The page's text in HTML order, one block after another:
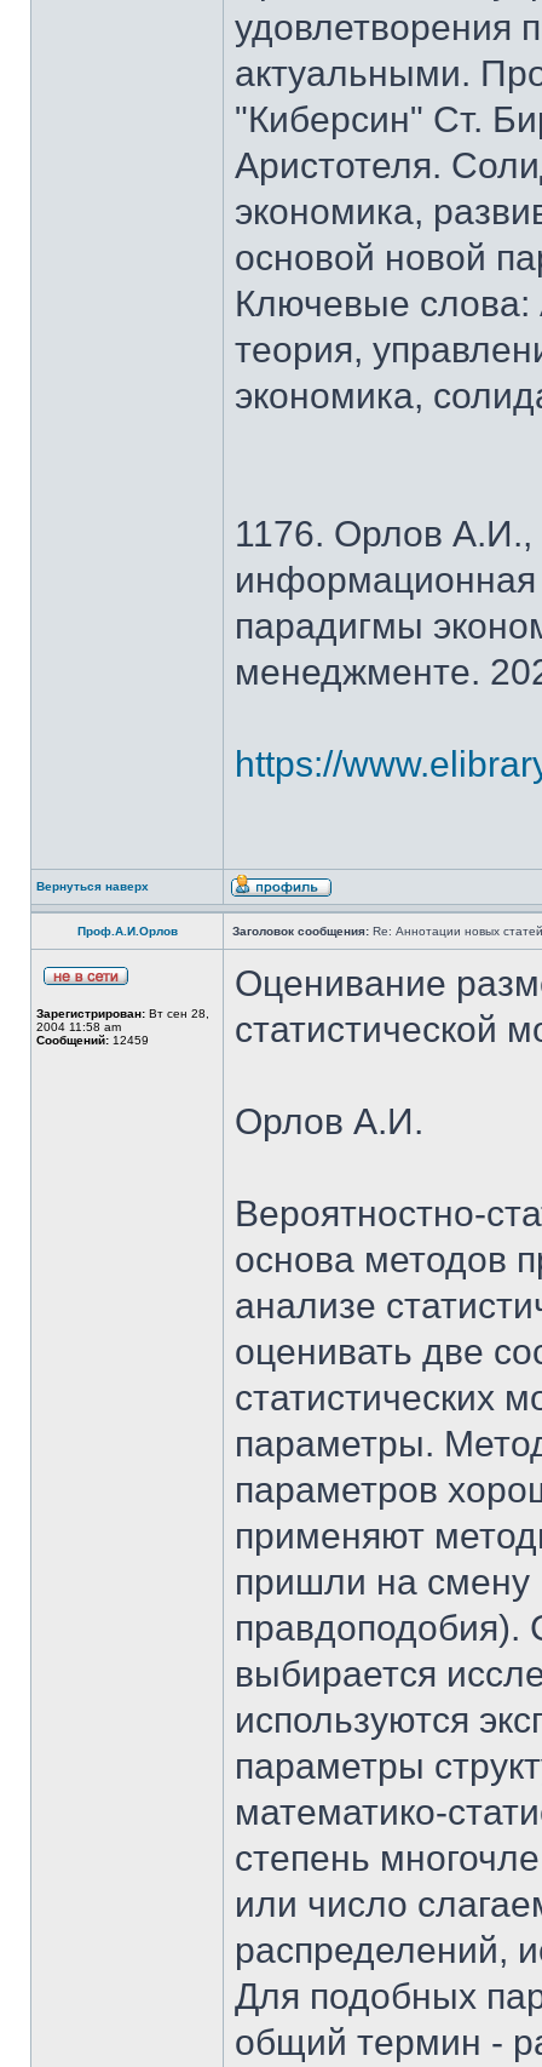
удовлетворения
актуальными.
"Киберсин" Ст.
Аристотеля.
экономика,
основой новой
Ключевые слова:
теория,
экономика,
1176. Орлов
информационная
парадигмы
менеджменте.
https://
Вернуться наверх
Проф.А.И.Орлов Заголовок сообщения: Re: Аннотации новых
Зарегистрирован: Вт сен 28,
2004 11:58 am
Сообщений: 12459
Оценивание
статистической
Орлов А.И.
Вероятностно-
основа методов
анализе
оценивать две
статистических
параметры.
параметров
применяют
пришли на смену
правдоподобия).
выбирается
используются
параметры
математико-
степень
или число
распределений,
Для подобных
общий термин -